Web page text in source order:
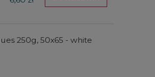
Set 5x60ml
250g, 50x65 - white